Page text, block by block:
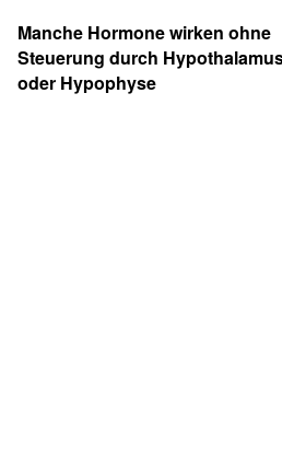
Manche Hormone wirken ohne
Steuerung durch
oder Hypophyse